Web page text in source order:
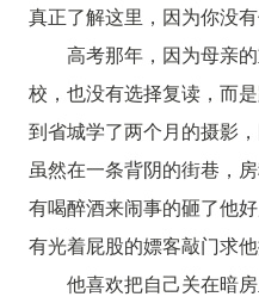
真正了解这里，因为你没
高考那年，因为母亲
校，也没有选择复读，而
到省城学了两个月的摄影
虽然在一条背阴的街巷，
有喝醉酒来闹事的砸了他
有光着屁股的嫖客敲门求他
他喜欢把自己关在暗